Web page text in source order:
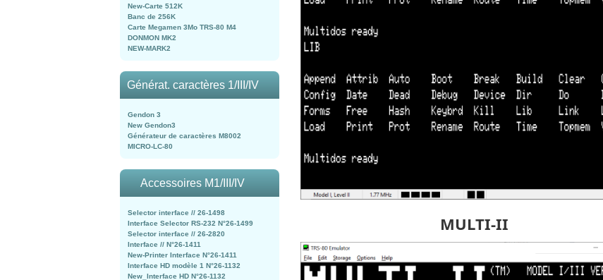
New-Carte 512K
Banc de 256K
Carte Megamen 3Mo TRS-80 M4
DONMON MK2
NEW-MARK2
Générat. caractères 1/III/IV
Gendon 3
New Gendon3
Générateur de caractères M8002
MICRO-LC-80
Accessoires M1/III/IV
Selector interface // 26-1498
Interface Selector RS-232 N°26-1499
Selector interface // 26-2820
Interface // N°26-1411
New-Printer Interface N°26-1411
Interface HD modèle 1 N°26-1132
New_Interface HD N°26-1132
MULTI-II